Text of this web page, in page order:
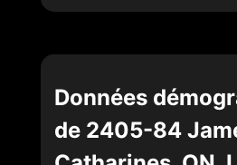
Données
de 2405-84